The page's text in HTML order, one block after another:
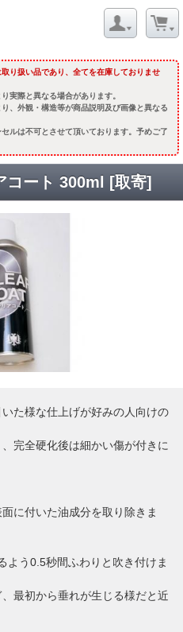
り扱い品であり、全てを在庫しておりませ
実際と異なる場合があります。
、外観・構造等が商品説明及び画像と異なる
ルは不可とさせて頂いております。予めご了
コート 300ml [取寄]
た様な仕上げが好みの人向けの
完全硬化後は細かい傷が付きに
に付いた油成分を取り除きま
よう0.5秒間ふわりと吹き付けま
最初から垂れが生じる様だと近